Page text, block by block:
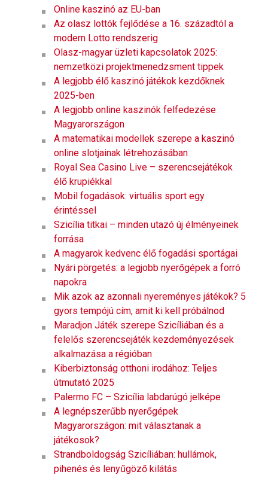
Online kaszinó az EU-ban
Az olasz lottók fejlődése a 16. századtól a
modern Lotto rendszerig
Olasz-magyar üzleti kapcsolatok 2025:
nemzetközi projektmenedzsment tippek
A legjobb élő kaszinó játékok kezdőknek
2025-ben
A legjobb online kaszinók felfedezése
Magyarországon
A matematikai modellek szerepe a kaszinó
online slotjainak létrehozásában
Royal Sea Casino Live – szerencsejátékok
élő krupiékkal
Mobil fogadások: virtuális sport egy
érintéssel
Szicília titkai – minden utazó új élményeinek
forrása
A magyarok kedvenc élő fogadási sportágai
Nyári pörgetés: a legjobb nyerőgépek a forró
napokra
Mik azok az azonnali nyereményes játékok? 5
gyors tempójú cím, amit ki kell próbálnod
Maradjon Játék szerepe Szicíliában és a
felelős szerencsejáték kezdeményezések
alkalmazása a régióban
Kiberbiztonság otthoni irodához: Teljes
útmutató 2025
Palermo FC – Szicília labdarúgó jelképe
A legnépszerűbb nyerőgépek
Magyarországon: mit választanak a
játékosok?
Strandboldogság Szicíliában: hullámok,
pihenés és lenyűgöző kilátás